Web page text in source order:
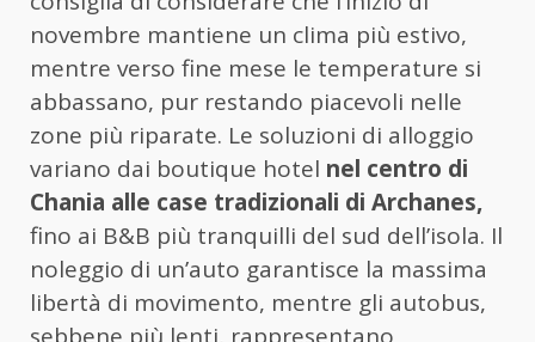
novembre mantiene un clima più estivo,
mentre verso fine mese le temperature si
abbassano, pur restando piacevoli nelle
zone più riparate. Le soluzioni di alloggio
variano dai boutique hotel nel centro di
Chania alle case tradizionali di Archanes,
fino ai B&B più tranquilli del sud dell’isola. Il
noleggio di un’auto garantisce la massima
libertà di movimento, mentre gli autobus,